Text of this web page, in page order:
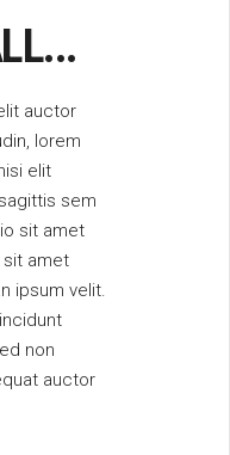
auctor
lorem
elit
sem
sit amet
sit amet
ipsum velit.
non
auctor